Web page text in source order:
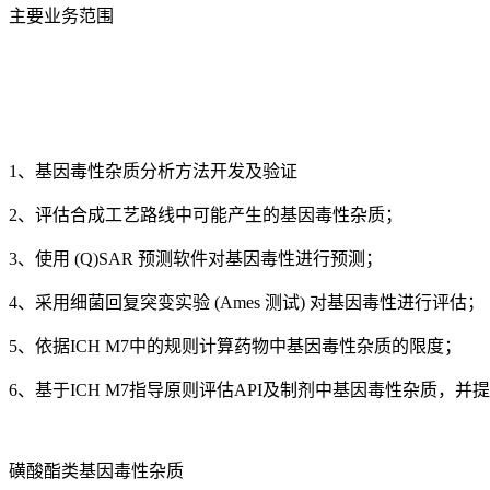
主要业务范围
1、基因毒性杂质分析方法开发及验证
2、评估合成工艺路线中可能产生的基因毒性杂质；
3、使用 (Q)SAR 预测软件对基因毒性进行预测；
4、采用细菌回复突变实验 (Ames 测试) 对基因毒性进行评估；
5、依据ICH M7中的规则计算药物中基因毒性杂质的限度；
6、基于ICH M7指导原则评估API及制剂中基因毒性杂质，并
磺酸酯类基因毒性杂质